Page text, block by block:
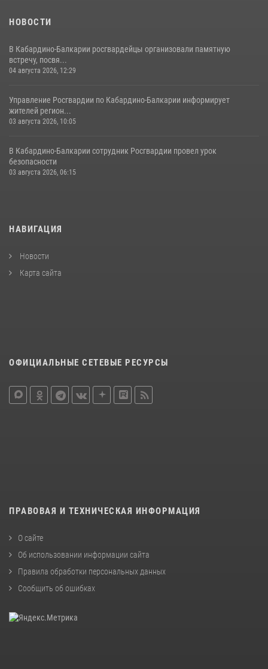
НОВОСТИ
В Кабардино-Балкарии росгвардейцы организовали памятную
встречу, посвя...
04 августа 2026, 12:29
Управление Росгвардии по Кабардино-Балкарии информирует
жителей регион...
03 августа 2026, 10:05
В Кабардино‑Балкарии сотрудник Росгвардии провел урок
безопасности
03 августа 2026, 06:15
НАВИГАЦИЯ
Новости
Карта сайта
ОФИЦИАЛЬНЫЕ СЕТЕВЫЕ РЕСУРСЫ
ПРАВОВАЯ И ТЕХНИЧЕСКАЯ ИНФОРМАЦИЯ
О сайте
Об использовании информации сайта
Правила обработки персональных данных
Сообщить об ошибках